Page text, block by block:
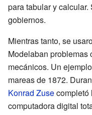
para tabular y
gobiernos.
Mientras tanto, se
Modelaban problemas
mecánicos. Un
mareas de 1872.
Konrad Zusecompletó
computadora digital